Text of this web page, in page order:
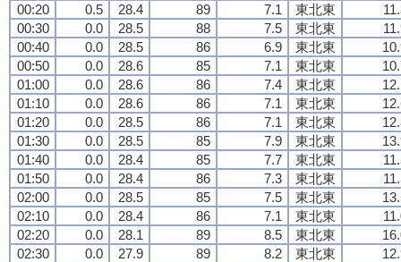
00:20
0.5 28.4 89 7.1 東北東
00:30
0.0 28.5 88 7.5 東北東
00:40
0.0 28.5 86 6.9 東北東
00:50
0.0 28.6 85 7.1 東北東
01:00
0.0 28.6 86 7.4 東北東
01:10
0.0 28.6 86 7.1 東北東
01:20
0.0 28.5 86 7.1 東北東
01:30
0.0 28.5 85 7.9 東北東
01:40
0.0 28.4 85 7.7 東北東
01:50
0.0 28.4 86 7.3 東北東
02:00
0.0 28.5 85 7.5 東北東
02:10
0.0 28.4 86 7.1 東北東
02:20
0.0 28.1 89 8.5 東北東
02:30
0.0 27.9 89 8.2 東北東